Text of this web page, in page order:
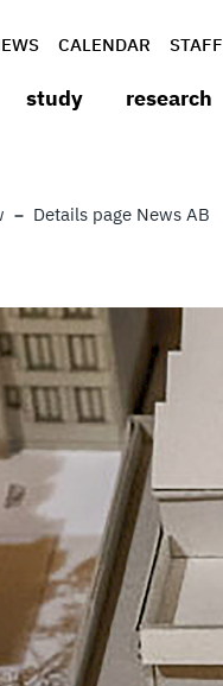
CALENDAR STAFF
study research
Details page News AB